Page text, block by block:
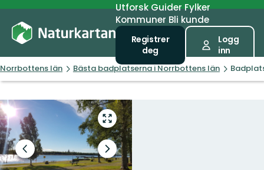
UtforskGuiderFylker
Kommuner Bli kunde
Registrer
deg
Logg
inn
Norrbottens län Bästa badplatserna i Norrbottens län
Gå
til
fullskjerm
Forrige
lysbilde
Neste
slide